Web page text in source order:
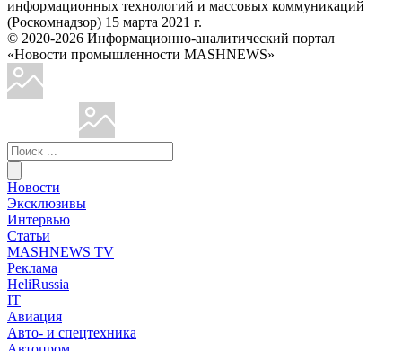
информационных технологий и массовых коммуникаций
(Роскомнадзор) 15 марта 2021 г.
© 2020-2026 Информационно-аналитический портал
«Новости промышленности MASHNEWS»
Новости
Эксклюзивы
Интервью
Статьи
MASHNEWS TV
Реклама
HeliRussia
IT
Авиация
Авто- и спецтехника